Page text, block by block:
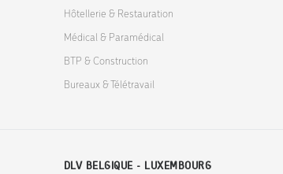
Hôtellerie & Restauration
Médical & Paramédical
BTP & Construction
Bureaux & Télétravail
DLV BELGIQUE - LUXEMBOURG